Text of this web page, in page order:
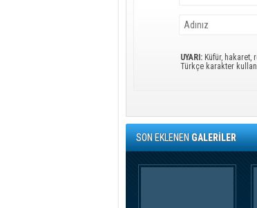
UYARI: Küfür, hakaret,
Türkçe karakter
SON EKLENENGALERİLER